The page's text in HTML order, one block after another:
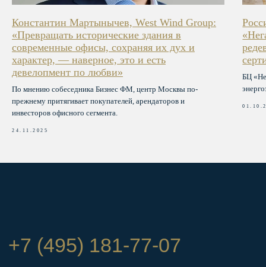
Константин Мартынычев, West Wind Group:
«Превращать исторические здания в
современные офисы, сохраняя их дух и
характер, — наверное, это и есть
девелопмент по любви»
По мнению собеседника Бизнес ФМ, центр Москвы по-
прежнему притягивает покупателей, арендаторов и
инвесторов офисного сегмента.
24.11.2025
БЦ